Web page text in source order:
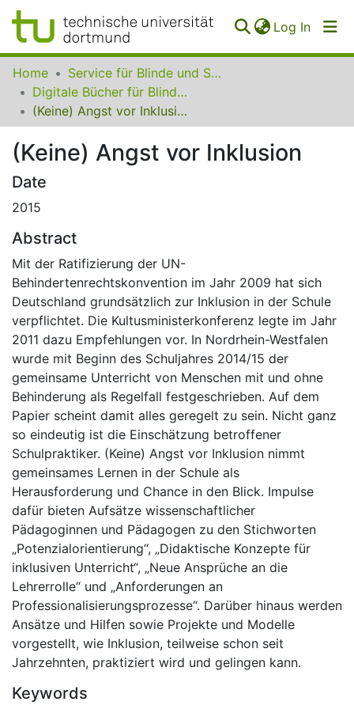
Log In
Communities
Collections
All of SfBS
FAQ
Home
Service für Blinde und Sehbehinderte der UB Dortmund
Digitale Bücher für Blinde und Sehbehinderte
(Keine) Angst vor Inklusion
(Keine) Angst vor Inklusion
Date
2015
Abstract
Mit der Ratifizierung der UN-
Behindertenrechtskonvention im Jahr 2009 hat sich
Deutschland grundsätzlich zur Inklusion in der Schule
verpflichtet. Die Kultusministerkonferenz legte im Jahr
2011 dazu Empfehlungen vor. In Nordrhein-Westfalen
wurde mit Beginn des Schuljahres 2014/15 der
gemeinsame Unterricht von Menschen mit und ohne
Behinderung als Regelfall festgeschrieben. Auf dem
Papier scheint damit alles geregelt zu sein. Nicht ganz
so eindeutig ist die Einschätzung betroffener
Schulpraktiker. (Keine) Angst vor Inklusion nimmt
gemeinsames Lernen in der Schule als
Herausforderung und Chance in den Blick. Impulse
dafür bieten Aufsätze wissenschaftlicher
Pädagoginnen und Pädagogen zu den Stichworten
„Potenzialorientierung“, „Didaktische Konzepte für
inklusiven Unterricht“, „Neue Ansprüche an die
Lehrerrolle“ und „Anforderungen an
Professionalisierungsprozesse“. Darüber hinaus werden
Ansätze und Hilfen sowie Projekte und Modelle
vorgestellt, wie Inklusion, teilweise schon seit
Jahrzehnten, praktiziert wird und gelingen kann.
Keywords